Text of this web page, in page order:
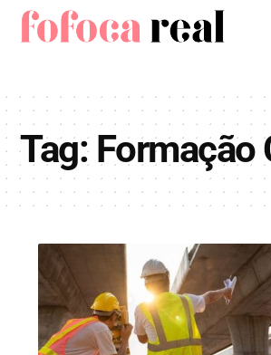
Tag: Formação